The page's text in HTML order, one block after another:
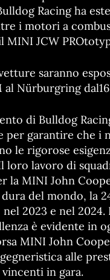
Racing ha
i motori a
MINI JCW
saranno
al Nürburgring dal16
di Bulldog
per garantire che i
le rigorose
loro lavoro di
la MINI John
del mondo, la
2023 e nel 2024.
è evidente in
MINI John
alle
vincenti in gara.